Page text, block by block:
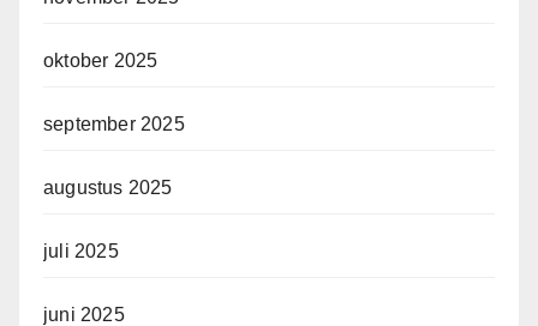
oktober 2025
september 2025
augustus 2025
juli 2025
juni 2025